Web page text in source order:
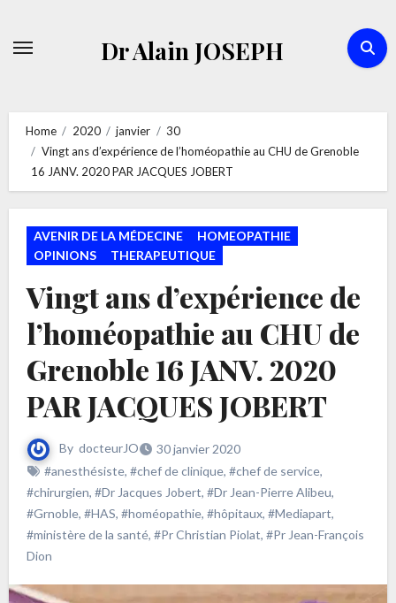
Dr Alain JOSEPH
Home 2020 janvier
30
Vingt ans d’expérience de l’homéopathie au CHU de Grenoble
16 JANV. 2020 PAR JACQUES JOBERT
AVENIR DE LA MÉDECINE
HOMEOPATHIE
OPINIONS
THERAPEUTIQUE
Vingt ans d’expérience de
l’homéopathie au CHU de
Grenoble 16 JANV. 2020
PAR JACQUES JOBERT
By docteurJO
30 janvier 2020
#anesthésiste, #chef de clinique, #chef de service,
#chirurgien, #Dr Jacques Jobert, #Dr Jean-Pierre Alibeu,
#Grnoble, #HAS, #homéopathie, #hôpitaux, #Mediapart,
#ministère de la santé, #Pr Christian Piolat, #Pr Jean-François
Dion